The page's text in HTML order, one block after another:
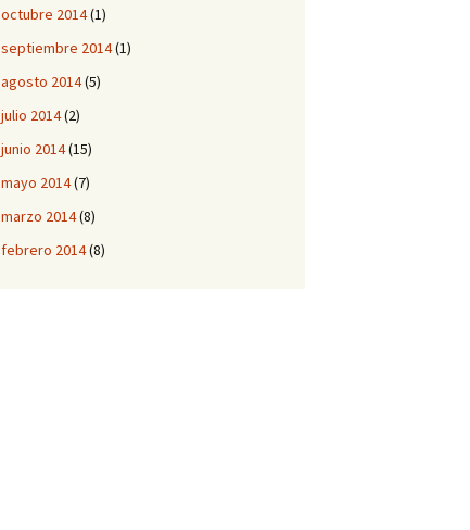
octubre 2014(1)
septiembre 2014(1)
agosto 2014(5)
julio 2014(2)
junio 2014(15)
mayo 2014(7)
marzo 2014(8)
febrero 2014(8)